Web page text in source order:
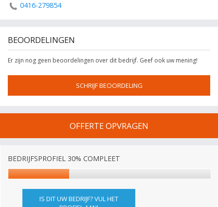
0416-279854
BEOORDELINGEN
Er zijn nog geen beoordelingen over dit bedrijf. Geef ook uw mening!
SCHRIJF BEOORDELING
OFFERTE OPVRAGEN
BEDRIJFSPROFIEL 30% COMPLEET
IS DIT UW BEDRIJF? VUL HET